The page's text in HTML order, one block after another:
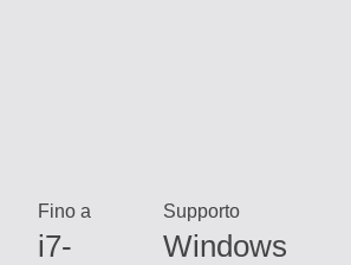
Fino a
i7-
Supporto
Windows